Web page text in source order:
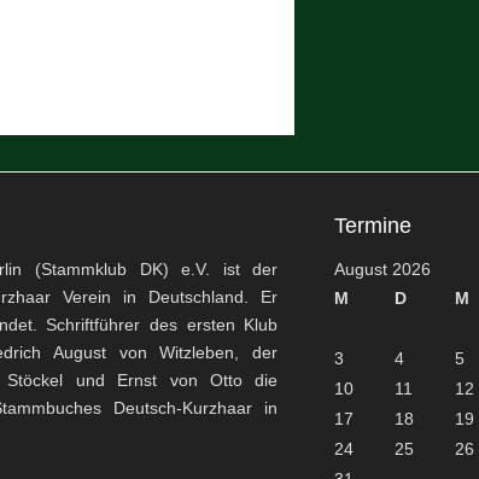
(Stammklub DK) e.V. ist der
Verein in Deutschland. Er
Schriftführer des ersten Klub
August von Witzleben, der
Stöckel und Ernst von Otto die
Deutsch-Kurzhaar in
Termine
August 2026
M
D M
3
4 5
10
11 12
17
18 19
24
25 26